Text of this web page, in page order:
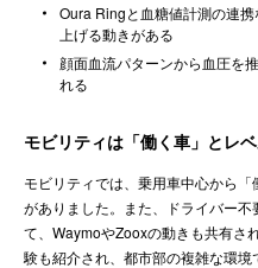
Oura Ringと血糖値計測の連
上げる動きがある
顔面血流パターンから血圧を
れる
モビリティは「働く車」とレ
モビリティでは、乗用車中心から
がありました。また、ドライバー
て、WaymoやZooxの動きも共有さ
験も紹介され、都市部の複雑な環